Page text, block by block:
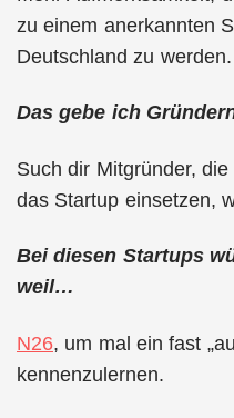
zu einem anerkannten
Deutschland zu werden.
Das gebe ich
Such dir Mitgründer,
das Startup einsetzen,
Bei diesen Startups
weil…
N26, um mal ein fast
kennenzulernen.